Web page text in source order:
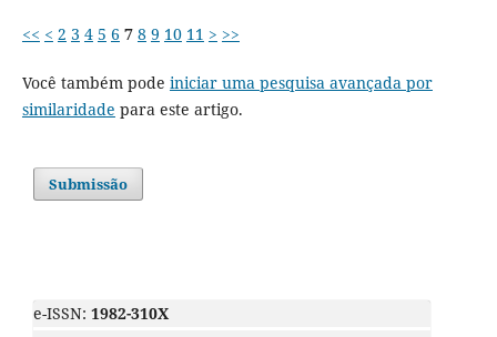
<< < 2 3 4 5 6 7 8 9 10 11 > >>
Você também pode iniciar uma pesquisa avançada por
similaridade para este artigo.
Submissão
e-ISSN: 1982-310X